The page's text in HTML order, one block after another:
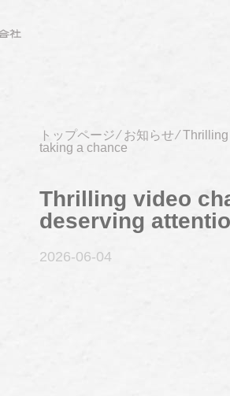
トップページ⁄ お知らせ⁄Thrilling
taking a chance
Thrilling video
deserving
2026-06-04